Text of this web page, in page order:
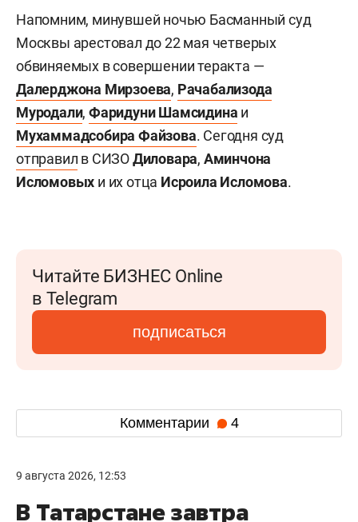
Напомним, минувшей ночью Басманный суд
Москвы арестовал до 22 мая четверых
обвиняемых в совершении теракта —
Далерджона Мирзоева, Рачабализода
Муродали,Фаридуни Шамсидина и
Мухаммадсобира Файзова. Сегодня суд
отправил в СИЗОДиловара, Аминчона
Исломовых и их отца Исроила Исломова.
Читайте БИЗНЕС Online
в Telegram
подписаться
Комментарии 4
9 августа 2026, 12:53
В Татарстане завтра